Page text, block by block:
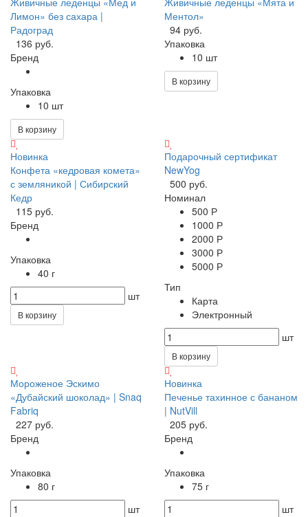
Лимон» без сахара |
Радоград
136 руб.
Бренд
Упаковка
10 шт
В корзину
Ментол»
94 руб.
Упаковка
10 шт
В корзину
Новинка
Конфета «кедровая комета»
с земляникой | Сибирский
Кедр
115 руб.
Бренд
Упаковка
40 г
шт
В корзину
Подарочный сертификат
NewYog
500 руб.
Номинал
500 Р
1000 Р
2000 Р
3000 Р
5000 Р
Тип
Карта
Электронный
шт
В корзину
Мороженое Эскимо
«Дубайский шоколад» | Snaq
Fabriq
227 руб.
Бренд
Упаковка
80 г
шт
Новинка
Печенье тахинное с бананом
| NutVill
205 руб.
Бренд
Упаковка
75 г
шт